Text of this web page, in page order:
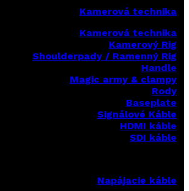
Kamerová technika
Kamerová technika
Kamerový Rig
Shoulderpady / Ramenný Rig
Handle
Magic army & clampy
Rody
Baseplate
Signálové Káble
HDMI káble
SDI káble
Napájacie káble